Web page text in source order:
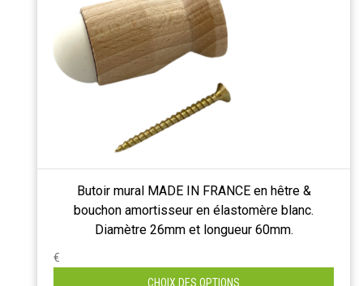
Butoir mural MADE IN FRANCE en hêtre &
bouchon amortisseur en élastomère blanc.
Diamètre 26mm et longueur 60mm.
€
CHOIX DES OPTIONS